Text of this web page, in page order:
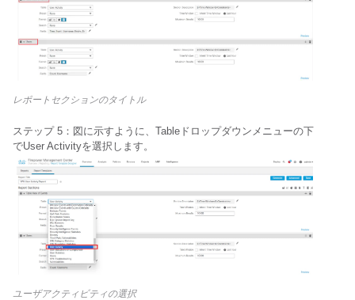
レポートセクションのタイトル
ステップ 5：図に示すように、Tableドロップダウンメニューの下
でUser Activityを選択します。
ユーザアクティビティの選択